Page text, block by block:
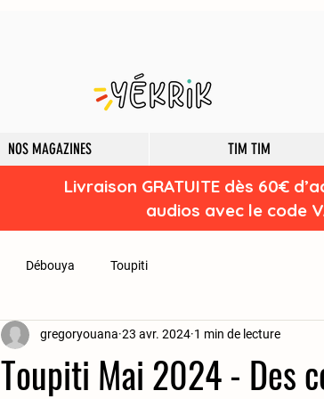
NOS MAGAZINES TIM TIM
Livraison GRATUITE dès 60€
audios avec le code
Débouya Toupiti
Toupiti Mai 2024 - Des
gregoryouana 23 avr. 2024 1 min de lecture